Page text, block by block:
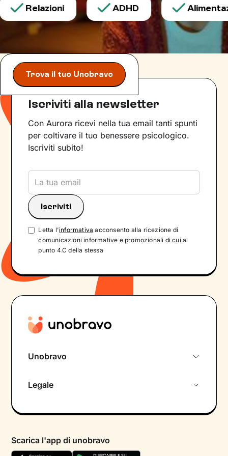
Relazioni ADHD
Trova il tuo Unobravo
Iscriviti alla newsletter
Con Aurora ricevi nella tua email tanti spunti
per coltivare il tuo benessere psicologico.
Iscriviti subito!
Letta l'informativa acconsento alla ricezione di
comunicazioni informative e promozionali di cui al
punto 4.C della stessa
Unobravo
Psicologo in chat
Aiuto urgente
Legale
Termini e condizioni
Scarica l'app di unobravo